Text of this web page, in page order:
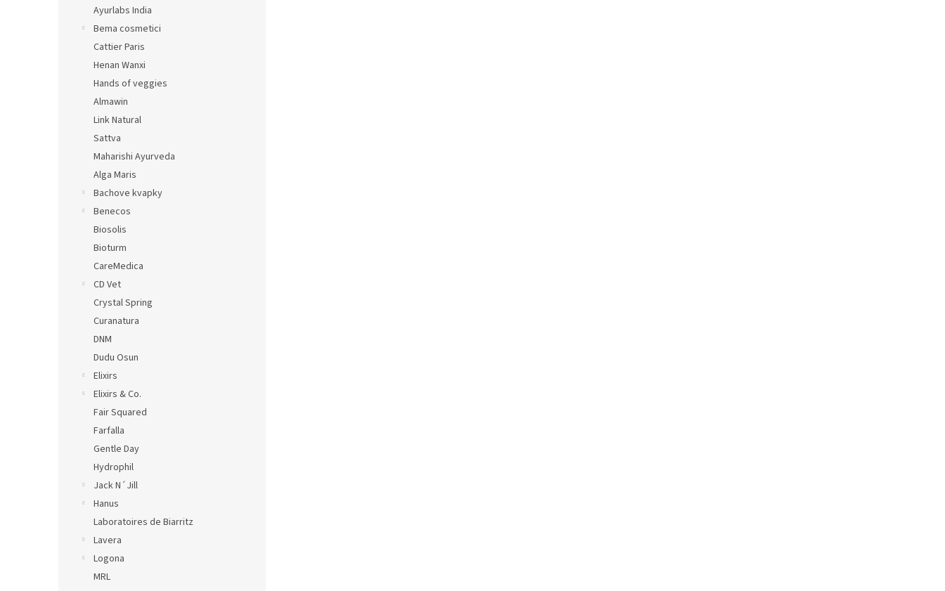
Ayurlabs India
Bema cosmetici
Cattier Paris
Henan Wanxi
Hands of veggies
Almawin
Link Natural
Sattva
Maharishi Ayurveda
Alga Maris
Bachove kvapky
Benecos
Biosolis
Bioturm
CareMedica
CD Vet
Crystal Spring
Curanatura
DNM
Dudu Osun
Elixirs
Elixirs & Co.
Fair Squared
Farfalla
Gentle Day
Hydrophil
Jack N´Jill
Hanus
Laboratoires de Biarritz
Lavera
Logona
MRL